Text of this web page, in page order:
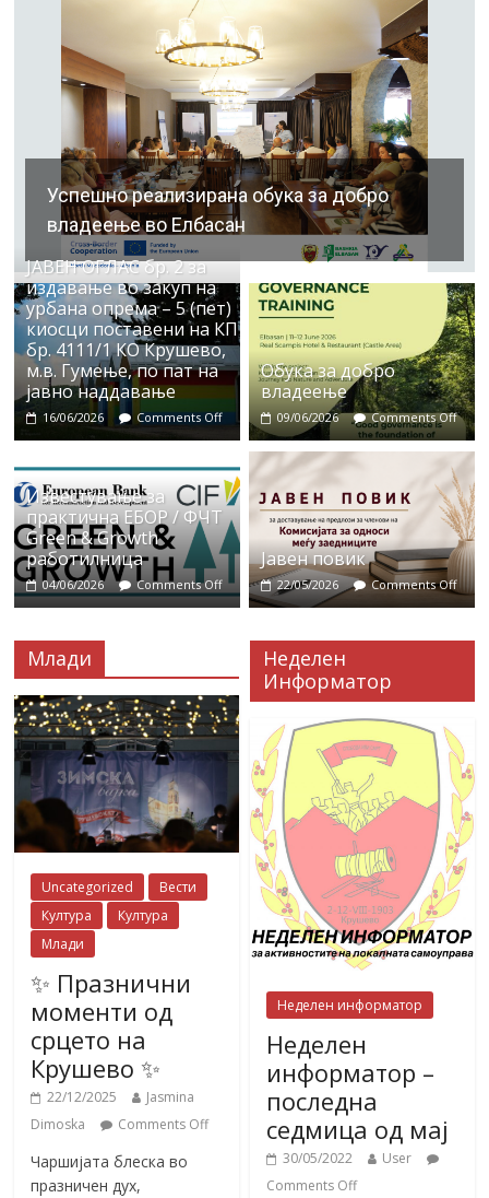
Успешно реализирана обука за добро
владеење во Елбасан
ЈАВЕН ОГЛАС бр. 2 за
издавање во закуп на
урбана опрема – 5 (пет)
киосци поставени на КП
бр. 4111/1 КО Крушево,
м.в. Гумење, по пат на
јавно наддавање
16/06/2026 Comments Off
Обука за добро
владеење
09/06/2026 Comments Off
Известување за
практична ЕБОР / ФЧТ
Green & Growth
работилница
04/06/2026 Comments Off
Јавен повик
22/05/2026 Comments Off
Млади
Uncategorized
Вести
Култура
Култура
Млади
✨ Празнични
моменти од
срцето на
Крушево ✨
22/12/2025
Jasmina
Dimoska
Comments Off
Чаршијата блеска во
празничен дух,
Неделен
Информатор
Неделен информатор
Неделен
информатор –
последна
седмица од мај
30/05/2022
User
Comments Off